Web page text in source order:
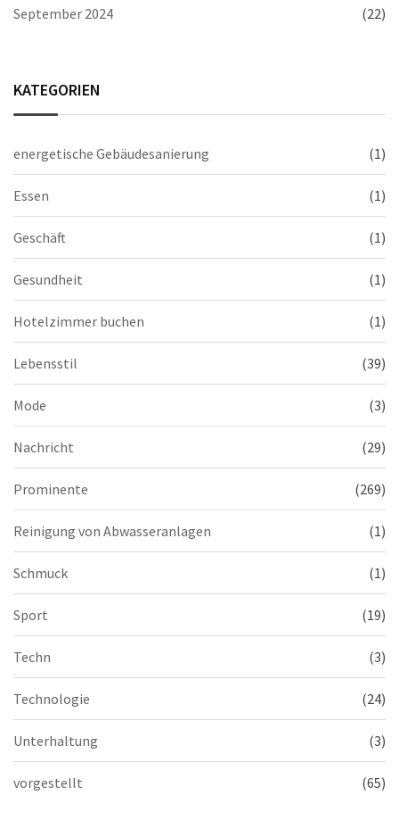
September 2024 (22)
KATEGORIEN
energetische Gebäudesanierung (1)
Essen (1)
Geschäft (1)
Gesundheit (1)
Hotelzimmer buchen (1)
Lebensstil (39)
Mode (3)
Nachricht (29)
Prominente (269)
Reinigung von Abwasseranlagen (1)
Schmuck (1)
Sport (19)
Techn (3)
Technologie (24)
Unterhaltung (3)
vorgestellt (65)